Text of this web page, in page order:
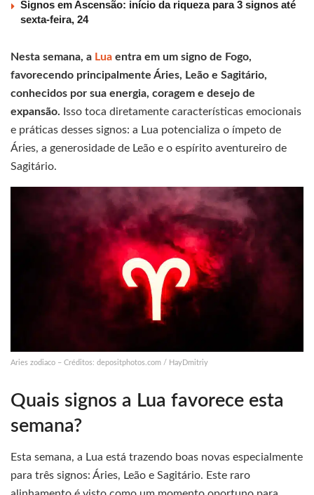
Signos em Ascensão: início da riqueza para 3 signos até
sexta-feira, 24
Nesta semana, a Lua entra em um signo de Fogo,
favorecendo principalmente Áries, Leão e Sagitário,
conhecidos por sua energia, coragem e desejo de
expansão. Isso toca diretamente características emocionais
e práticas desses signos: a Lua potencializa o ímpeto de
Áries, a generosidade de Leão e o espírito aventureiro de
Sagitário.
Aries zodiaco – Créditos: depositphotos.com / HayDmitriy
Quais signos a Lua favorece esta
semana?
Esta semana, a Lua está trazendo boas novas especialmente
para três signos: Áries, Leão e Sagitário. Este raro